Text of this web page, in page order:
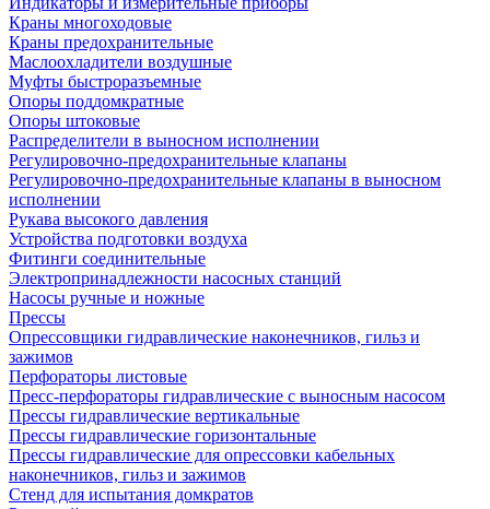
Краны многоходовые
Краны предохранительные
Маслоохладители воздушные
Муфты быстроразъемные
Опоры поддомкратные
Опоры штоковые
Распределители в выносном исполнении
Регулировочно-предохранительные клапаны
Регулировочно-предохранительные клапаны в выносном
исполнении
Рукава высокого давления
Устройства подготовки воздуха
Фитинги соединительные
Электропринадлежности насосных станций
Насосы ручные и ножные
Прессы
Опрессовщики гидравлические наконечников, гильз и
зажимов
Перфораторы листовые
Пресс-перфораторы гидравлические с выносным насосом
Прессы гидравлические вертикальные
Прессы гидравлические горизонтальные
Прессы гидравлические для опрессовки кабельных
наконечников, гильз и зажимов
Стенд для испытания домкратов